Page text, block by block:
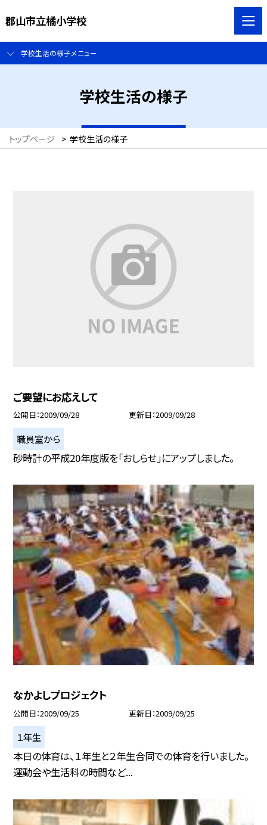
郡山市立橘小学校
学校生活の様子メニュー
学校生活の様子
トップページ > 学校生活の様子
ご要望にお応えして
公開日 2009/09/28 更新日 2009/09/28
職員室から
砂時計の平成20年度版を「おしらせ」にアップしました。
なかよしプロジェクト
公開日 2009/09/25 更新日 2009/09/25
１年生
本日の体育は、１年生と２年生合同での体育を行いました。
運動会や生活科の時間など...